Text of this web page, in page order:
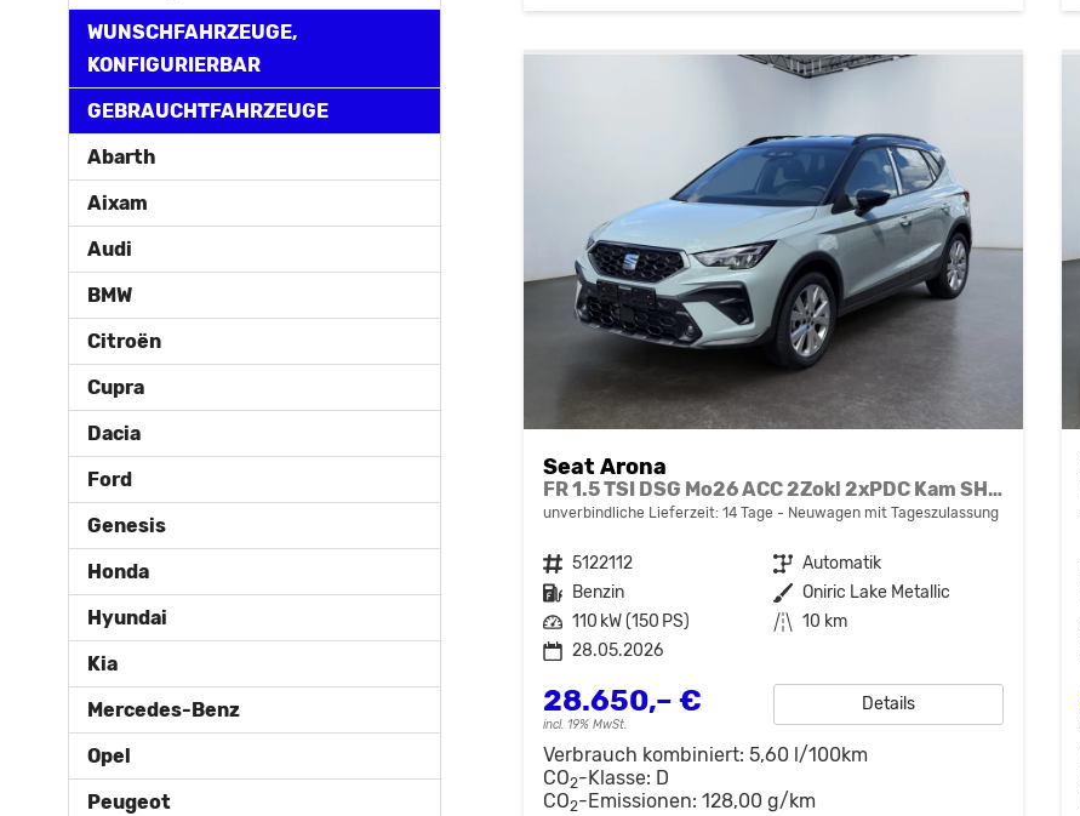
Seat Arona
FR 1.5 TSI DSG Mo26 ACC 2Zokl 2xPDC Kam SHZ Full Link
unverbindliche Lieferzeit: 14 Tage Neuwagen mit Tageszulassung
Fahrzeugnr. 5122112 Getriebe Automatik
Kraftstoff Benzin Außenfarbe Oniric Lake Metallic
Leistung 110 kW (150 PS) Kilometerstand 10 km
28.05.2026
28.650,– €
incl. 19% MwSt.
Details
Verbrauch kombiniert: 5,60 l/100km
CO2-Klasse: D
CO2-Emissionen: 128,00 g/km
WUNSCHFAHRZEUGE,
KONFIGURIERBAR
GEBRAUCHTFAHRZEUGE
Abarth
Aixam
Audi
BMW
Citroën
Cupra
Dacia
Ford
Genesis
Honda
Hyundai
Kia
Mercedes-Benz
Opel
Peugeot